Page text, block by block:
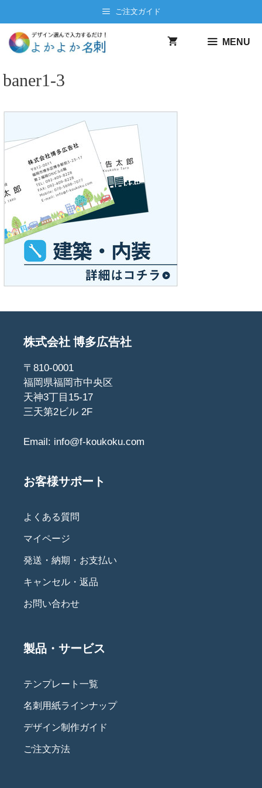
ン
へ
キ
プ
ご注文ガイド
MENU
baner1-3
株式会社 博多広告社
〒810-0001
福岡県福岡市中央区
天神3丁目15-17
三天第2ビル 2F
Email: info@f-koukoku.com
お客様サポート
よくある質問
マイページ
発送・納期・お支払い
キャンセル・返品
お問い合わせ
製品・サービス
テンプレート一覧
名刺用紙ラインナップ
デザイン制作ガイド
ご注文方法